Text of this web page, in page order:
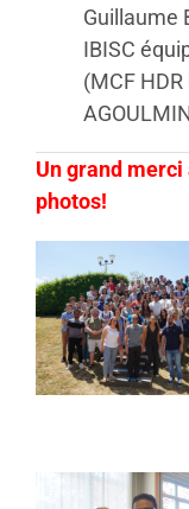
Guillaume
IBISC
(MCF
Un grand
photos!